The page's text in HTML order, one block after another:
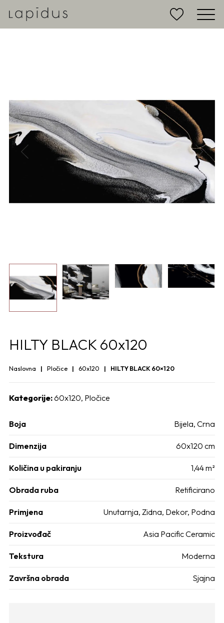
HILTY BLACK 60x120
Naslovna Pločice 60x120 HILTY BLACK 60×120
Kategorije:60x120, Pločice
Boja Bijela, Crna
Dimenzija 60x120 cm
Količina u pakiranju 1,44 m²
Obrada ruba Retificirano
Primjena Unutarnja, Zidna, Dekor, Podna
Proizvođač Asia Pacific Ceramic
Tekstura Moderna
Završna obrada Sjajna